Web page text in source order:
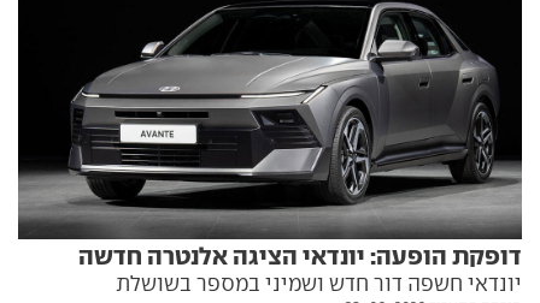
דופקת הופעה: יונדאי הציגה אלנטרה חדשה
יונדאי חשפה דור חדש ושמיני במספר בשושלת